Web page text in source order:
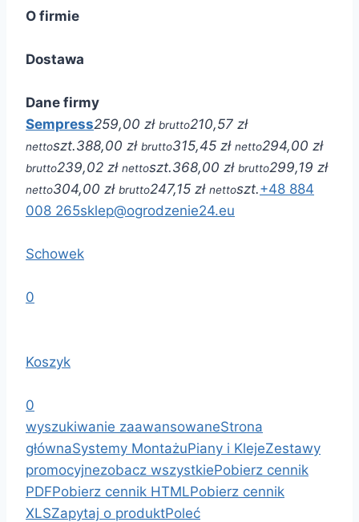
O firmie
Dostawa
Dane firmy
Sempress259,00 zł brutto210,57 zł
nettoszt.388,00 zł brutto315,45 zł netto294,00 zł
brutto239,02 zł nettoszt.368,00 zł brutto299,19 zł
netto304,00 zł brutto247,15 zł nettoszt.+48 884
008 265sklep@ogrodzenie24.eu
Schowek
0
Koszyk
0
wyszukiwanie zaawansowaneStrona
głównaSystemy MontażuPiany i KlejeZestawy
promocyjnezobacz wszystkiePobierz cennik
PDFPobierz cennik HTMLPobierz cennik
XLSZapytaj o produktPoleć